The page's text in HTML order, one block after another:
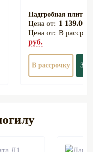
Надгробная плита
1 139.00
В
руб.
В рассрочку